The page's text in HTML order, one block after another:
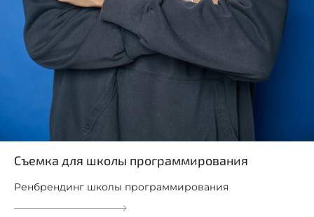
Съемка для школы программирования
Ренбрендинг школы программирования